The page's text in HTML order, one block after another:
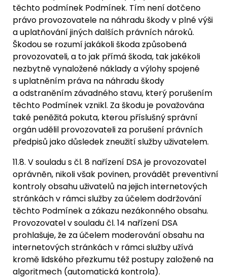
těchto podmínek Podmínek. Tím není dotčeno
právo provozovatele na náhradu škody v plné výši
a uplatňování jiných dalších právních nároků.
Škodou se rozumí jakákoli škoda způsobená
provozovateli, a to jak přímá škoda, tak jakékoli
nezbytně vynaložené náklady a výlohy spojené
s uplatněním práva na náhradu škody
a odstraněním závadného stavu, který porušením
těchto Podmínek vznikl. Za škodu je považována
také peněžitá pokuta, kterou příslušný správní
orgán udělil provozovateli za porušení právních
předpisů jako důsledek zneužití služby uživatelem.
11.8. V souladu s čl. 8 nařízení DSA je provozovatel
oprávněn, nikoli však povinen, provádět preventivní
kontroly obsahu uživatelů na jejich internetových
stránkách v rámci služby za účelem dodržování
těchto Podmínek a zákazu nezákonného obsahu.
Provozovatel v souladu čl. 14 nařízení DSA
prohlašuje, že za účelem moderování obsahu na
internetových stránkách v rámci služby užívá
kromě lidského přezkumu též postupy založené na
algoritmech (automatická kontrola).